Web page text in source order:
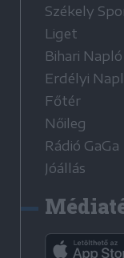
Székely
Liget
Bihari Napló
Erdélyi
Főtér
Nőileg
Rádió GaGa
Jóállás